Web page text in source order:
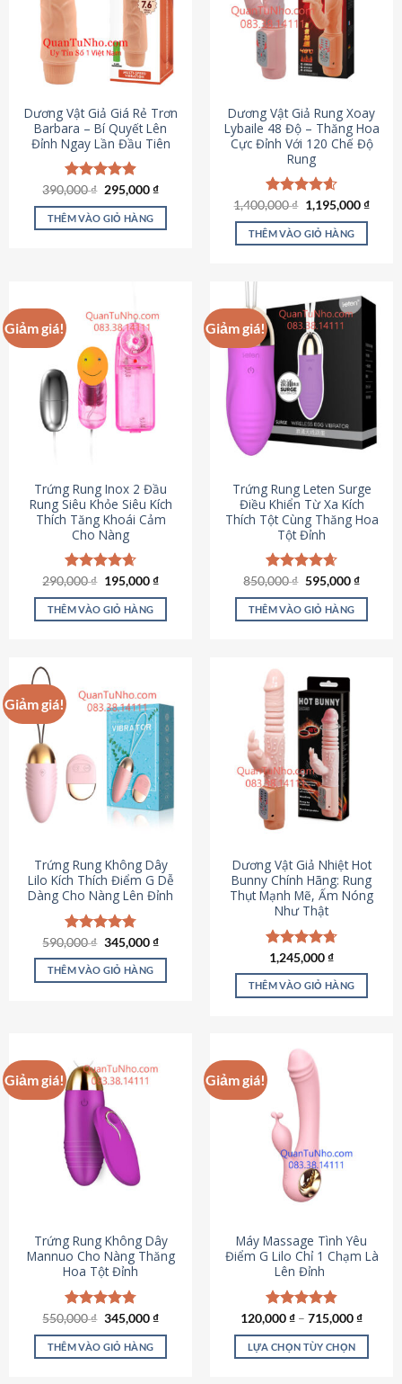
Dương Vật Giả Giá Rẻ Trơn
Barbara – Bí Quyết Lên
Đỉnh Ngay Lần Đầu Tiên
Được xếp
hạng4.90
5 sao
390,000₫ Giá
là:
390,000 ₫.
295,000₫Giá
tại
THÊM VÀO GIỎ HÀNG
Dương Vật Giả Rung Xoay
Lybaile 48 Độ – Thăng Hoa
Cực Đỉnh Với 120 Chế Độ
Rung
Được xếp
hạng4.62
5 sao
1,400,000₫ Giá
gốc
là:
1,400,000 ₫.
1,195,000₫Giá
THÊM VÀO GIỎ HÀNG
Giảm giá!
Trứng Rung Inox 2 Đầu
Rung Siêu Khỏe Siêu Kích
Thích Tăng Khoái Cảm
Cho Nàng
Được xếp
hạng4.64
5 sao
290,000₫ Giá
là:
290,000 ₫.
195,000₫Giá
tại
THÊM VÀO GIỎ HÀNG
Giảm giá!
Trứng Rung Leten Surge
Điều Khiển Từ Xa Kích
Thích Tột Cùng Thăng Hoa
Tột Đỉnh
Được xếp
hạng4.69
5 sao
850,000₫ Giá
là:
850,000 ₫.
595,000₫Giá
tại
THÊM VÀO GIỎ HÀNG
Giảm giá!
Trứng Rung Không Dây
Lilo Kích Thích Điểm G Dễ
Dàng Cho Nàng Lên Đỉnh
Được xếp
hạng4.79
5 sao
590,000₫ Giá
là:
590,000 ₫.
345,000₫Giá
tại
345,000 ₫.
THÊM VÀO GIỎ HÀNG
Dương Vật Giả Nhiệt Hot
Bunny Chính Hãng: Rung
Thụt Mạnh Mẽ, Ấm Nóng
Như Thật
Được xếp
hạng4.73
5 sao
1,245,000₫
THÊM VÀO GIỎ HÀNG
Giảm giá!
Trứng Rung Không Dây
Mannuo Cho Nàng Thăng
Hoa Tột Đỉnh
Được xếp
hạng4.81
5 sao
550,000₫ Giá
là:
550,000 ₫.
345,000₫Giá
tại
THÊM VÀO GIỎ HÀNG
Giảm giá!
Máy Massage Tình Yêu
Điểm G Lilo Chỉ 1 Chạm Là
Lên Đỉnh
Được xếp
hạng4.85
5 sao
120,000₫ – 715,000₫
LỰA CHỌN TÙY CHỌN